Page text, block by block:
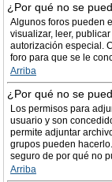
¿Por qué no se
Algunos foros pueden
visualizar, leer,
autorización especial.
foro para que se le
Arriba
¿Por qué no se
Los permisos para
usuario y son
permite adjuntar
grupos pueden
seguro de por qué no
Arriba